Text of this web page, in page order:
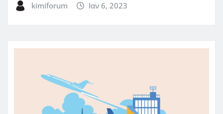
kimiforum Ιαν 6, 2023